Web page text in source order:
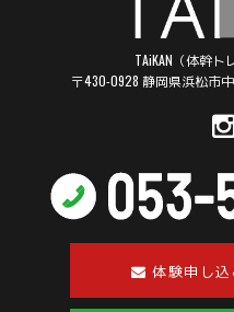
TAiKAN（体幹ト
〒430-0928 静岡県浜松市中
体験申し